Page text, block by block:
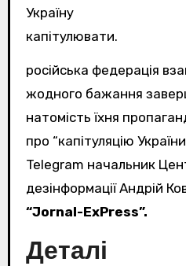
Україну
капітулювати.
російська федерація взагалі не демонструє
жодного бажання
натомість їхня
про “капітуляцію
Telegram начальник
дезінформації Андрій
“Jornal-ExPress”.
Деталі